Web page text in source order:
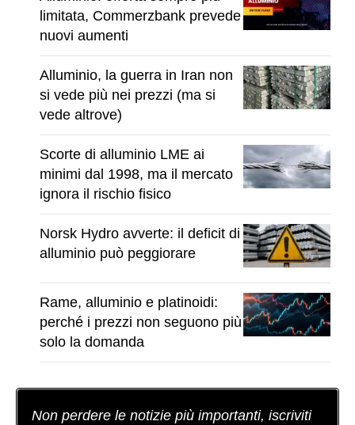
limitata, Commerzbank prevede
nuovi aumenti
Alluminio, la guerra in Iran non
si vede più nei prezzi (ma si
vede altrove)
Scorte di alluminio LME ai
minimi dal 1998, ma il mercato
ignora il rischio fisico
Norsk Hydro avverte: il deficit di
alluminio può peggiorare
Rame, alluminio e platinoidi:
perché i prezzi non seguono più
solo la domanda
Non perdere le notizie più importanti, iscriviti